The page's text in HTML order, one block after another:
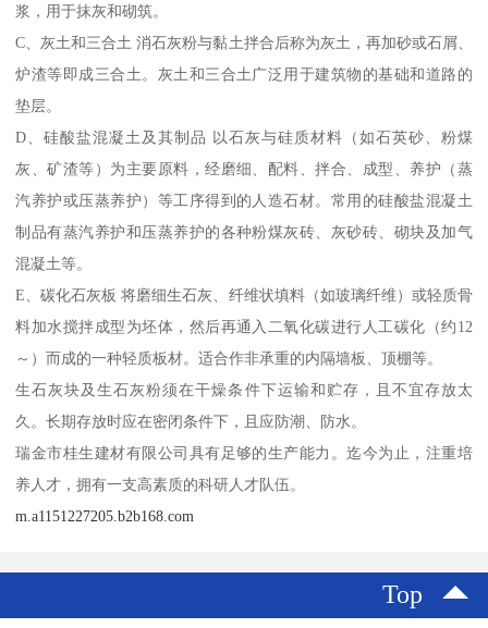
浆，用于抹灰和砌筑。
C、灰土和三合土 消石灰粉与黏土拌合后称为灰土，再加砂或石屑、
炉渣等即成三合土。灰土和三合土广泛用于建筑物的基础和道路的
垫层。
D、硅酸盐混凝土及其制品 以石灰与硅质材料（如石英砂、粉煤
灰、矿渣等）为主要原料，经磨细、配料、拌合、成型、养护（蒸
汽养护或压蒸养护）等工序得到的人造石材。常用的硅酸盐混凝土
制品有蒸汽养护和压蒸养护的各种粉煤灰砖、灰砂砖、砌块及加气
混凝土等。
E、碳化石灰板 将磨细生石灰、纤维状填料（如玻璃纤维）或轻质骨
料加水搅拌成型为坯体，然后再通入二氧化碳进行人工碳化（约12
～）而成的一种轻质板材。适合作非承重的内隔墙板、顶棚等。
生石灰块及生石灰粉须在干燥条件下运输和贮存，且不宜存放太
久。长期存放时应在密闭条件下，且应防潮、防水。
瑞金市桂生建材有限公司具有足够的生产能力。迄今为止，注重培
养人才，拥有一支高素质的科研人才队伍。
m.a1151227205.b2b168.com
Top